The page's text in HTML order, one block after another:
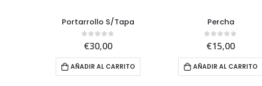
Portarrollo S/Tapa
0out of 5
€30,00
AÑADIR AL CARRITO
Percha
0out of 5
€15,00
AÑADIR AL CARRITO